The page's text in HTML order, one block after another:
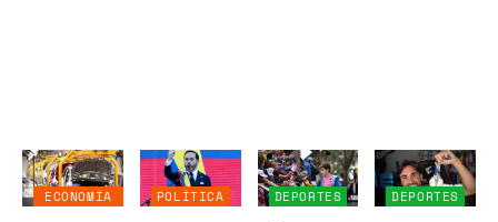
ECONOMÍA
POLÍTICA DEPORTES DEPORTES